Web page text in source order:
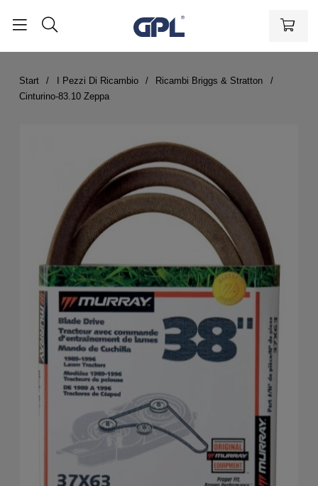
Start I Pezzi Di Ricambio
Ricambi Briggs & Stratton
Cinturino-83.10 Zeppa